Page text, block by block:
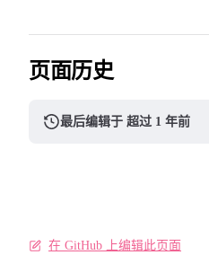
页面历史
最后编辑于 超过 1 年前
在 GitHub 上编辑此页面